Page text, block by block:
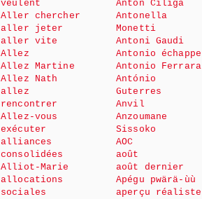
veulent
Aller chercher
aller jeter
aller vite
Allez
Allez Martine
Allez Nath
allez
rencontrer
Allez-vous
exécuter
alliances
consolidées
Alliot-Marie
allocations
sociales
Anton Ciliga
Antonella
Monetti
Antoni Gaudi
Antonio échappe
Antonio Ferrara
António
Guterres
Anvil
Anzoumane
Sissoko
AOC
août
août dernier
Apégu pwärä-ùù
aperçu réaliste